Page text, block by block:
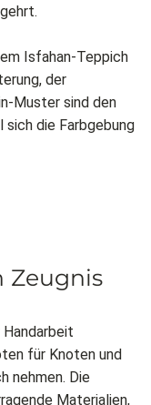
Isfahan-Teppich
der
Muster sind den
sich die Farbgebung
Zeugnis
für Knoten und
nehmen. Die
Materialien,